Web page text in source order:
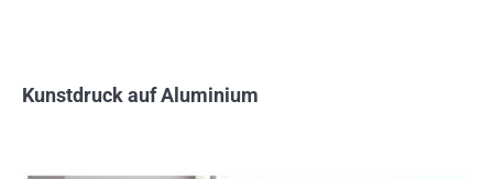
Kunstdruck auf Aluminium